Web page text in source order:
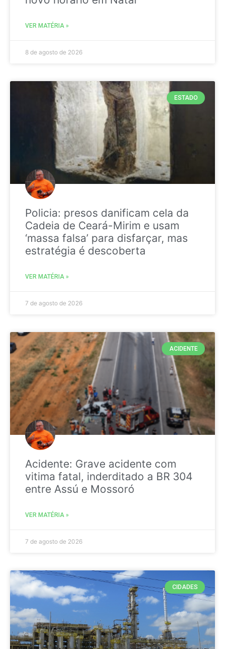
VER MATÉRIA »
8 de agosto de 2026
ESTADO
Policia: presos danificam cela da
Cadeia de Ceará-Mirim e usam
‘massa falsa’ para disfarçar, mas
estratégia é descoberta
VER MATÉRIA »
7 de agosto de 2026
ACIDENTE
Acidente: Grave acidente com
vitima fatal, inderditado a BR 304
entre Assú e Mossoró
VER MATÉRIA »
7 de agosto de 2026
CIDADES